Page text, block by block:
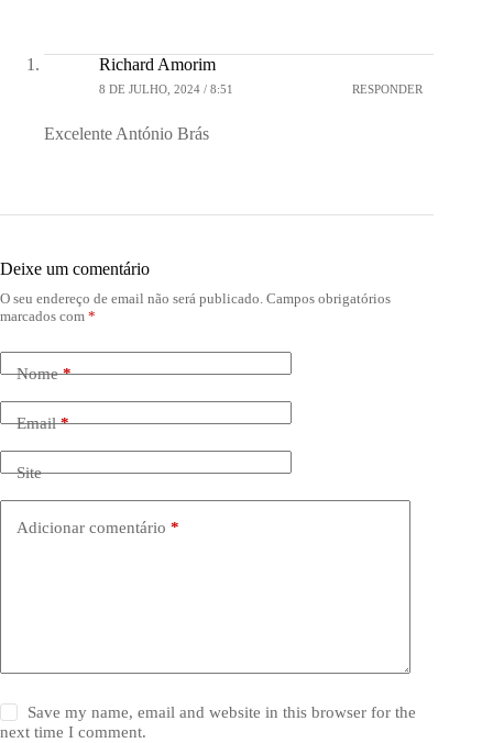
Richard Amorim
8 DE JULHO, 2024 / 8:51 RESPONDER
Excelente António Brás
Deixe um comentário
O seu endereço de email não será publicado. Campos obrigatórios
marcados com *
Nome*
Email*
Site
Adicionar comentário *
Save my name, email and website in this browser for the
next time I comment.